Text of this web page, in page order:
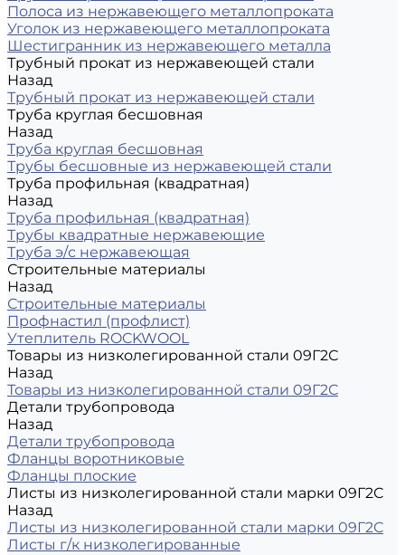
Полоса из нержавеющего металлопроката
Уголок из нержавеющего металлопроката
Шестигранник из нержавеющего металла
Трубный прокат из нержавеющей стали
Назад
Трубный прокат из нержавеющей стали
Труба круглая бесшовная
Назад
Труба круглая бесшовная
Трубы бесшовные из нержавеющей стали
Труба профильная (квадратная)
Назад
Труба профильная (квадратная)
Трубы квадратные нержавеющие
Труба э/с нержавеющая
Строительные материалы
Назад
Строительные материалы
Профнастил (профлист)
Утеплитель ROCKWOOL
Товары из низколегированной стали 09Г2С
Назад
Товары из низколегированной стали 09Г2С
Детали трубопровода
Назад
Детали трубопровода
Фланцы воротниковые
Фланцы плоские
Листы из низколегированной стали марки 09Г2С
Назад
Листы из низколегированной стали марки 09Г2С
Листы г/к низколегированные